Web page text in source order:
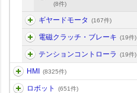
(8件)
ギヤードモータ (167件)
電磁クラッチ・ブレーキ (19件)
テンションコントローラ (19件)
HMI (8325件)
ロボット (651件)